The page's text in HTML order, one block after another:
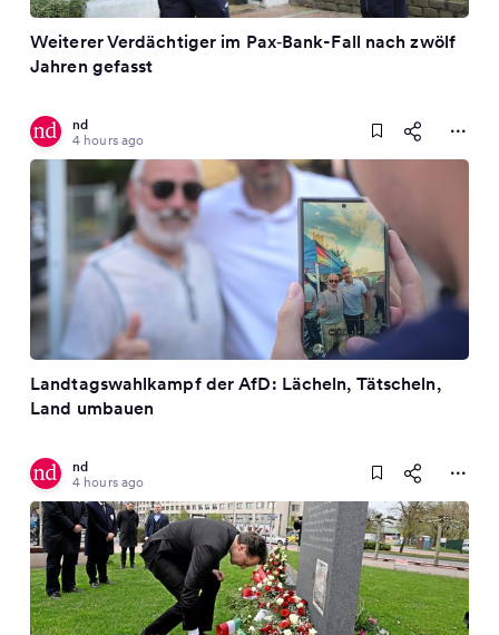
Weiterer Verdächtiger im Pax‑Bank-Fall nach zwölf
Jahren gefasst
nd
4 hours ago
Landtagswahlkampf der AfD: Lächeln, Tätscheln,
Land umbauen
nd
4 hours ago